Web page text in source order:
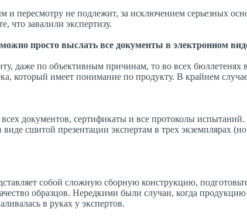
и пересмотру не подлежит, за исключением серьезных
что завалили экспертизу.
просто выслать все документы в электронном
даже по объективным причинам, то во всех
который имеет понимание по продукту. В крайнем
документов, сертификаты и все протоколы
сшитой презентации экспертам в трех экземплярах
собой сложную сборную конструкцию, подготовьте
образцов. Нередкими были случаи, когда
в руках у экспертов.